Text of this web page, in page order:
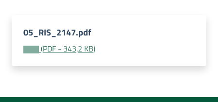
05_RIS_2147.pdf
(PDF - 343,2 KB)